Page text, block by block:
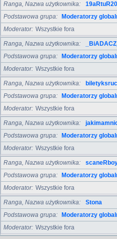
Ranga, Nazwa użytkownika
19aRtuR20
Podstawowa grupa
Moderatorzy
Moderator Wszystkie fora
Ranga, Nazwa użytkownika
_BiADACZ_
Podstawowa grupa
Moderatorzy
Moderator Wszystkie fora
Ranga, Nazwa użytkownika
Podstawowa grupa
Moderatorzy
Moderator Wszystkie fora
Ranga, Nazwa użytkownika
Podstawowa grupa
Moderatorzy
Moderator Wszystkie fora
Ranga, Nazwa użytkownika
Podstawowa grupa
Moderatorzy
Moderator Wszystkie fora
Ranga, Nazwa użytkownika
Stona
Podstawowa grupa
Moderatorzy
Moderator Wszystkie fora